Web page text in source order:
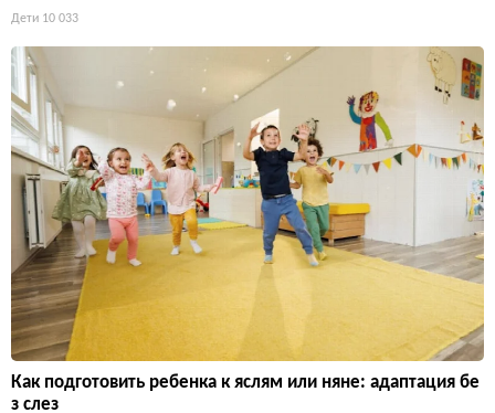
Дети 10 033
Как подготовить ребенка к яслям или няне: адаптация бе
з слез